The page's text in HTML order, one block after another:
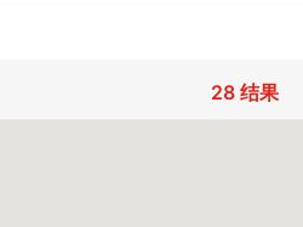
28结果